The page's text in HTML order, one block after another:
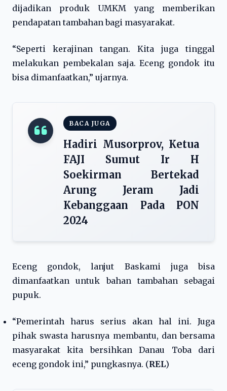
dijadikan produk UMKM yang memberikan
pendapatan tambahan bagi masyarakat.
“Seperti kerajinan tangan. Kita juga tinggal
melakukan pembekalan saja. Eceng gondok itu
bisa dimanfaatkan,” ujarnya.
BACA JUGA
Hadiri Musorprov, Ketua
FAJI Sumut Ir H
Soekirman Bertekad
Arung Jeram Jadi
Kebanggaan Pada PON
2024
Eceng gondok, lanjut Baskami juga bisa
dimanfaatkan untuk bahan tambahan sebagai
pupuk.
“Pemerintah harus serius akan hal ini. Juga
pihak swasta harusnya membantu, dan bersama
masyarakat kita bersihkan Danau Toba dari
eceng gondok ini,” pungkasnya. (REL)